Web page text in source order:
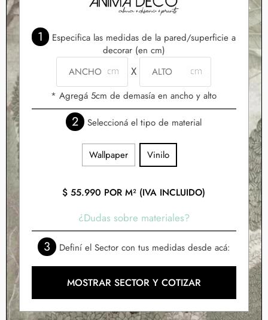
1
Especifica las medidas de la pared/superficie a
decorar (en cm)
X
* Agregá 5cm de demasía en ancho y alto
2 Seleccioná el tipo de material
Wallpaper Vinilo
$ 55.990 POR M² (IVA INCLUIDO)
¿Dudas sobre materiales?
3 Definí el Sector con tus medidas desde acá:
MOSTRAR SECTOR Y COTIZAR